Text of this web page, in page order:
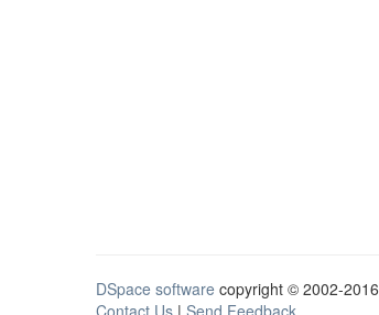
DSpace software copyright © 2002-2016
Contact Us | Send Feedback